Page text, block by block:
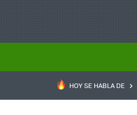
HOY SE HABLA DE